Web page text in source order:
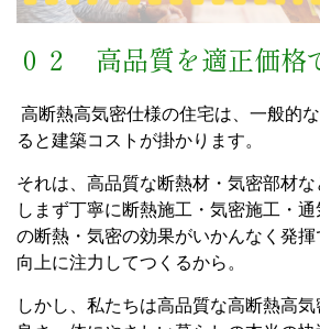
０２ 高品質を適正価格
高断熱高気密仕様の住宅は、一般的
ると建築コストが掛かります。
それは、高品質な断熱材・気密部材
しまず丁寧に断熱施工・気密施工・
の断熱・気密の効果がいかんなく発
向上に注力してつくるから。
しかし、私たちは高品質な高断熱高